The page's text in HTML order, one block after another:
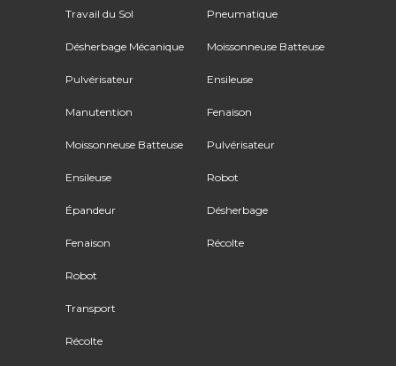
Travail du Sol
Désherbage Mécanique
Pulvérisateur
Manutention
Moissonneuse Batteuse
Ensileuse
Épandeur
Fenaison
Robot
Transport
Récolte
Pneumatique
Moissonneuse Batteuse
Ensileuse
Fenaison
Pulvérisateur
Robot
Désherbage
Récolte